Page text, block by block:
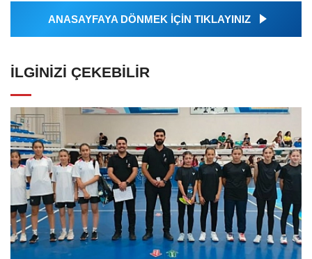
ANASAYFAYA DÖNMEK İÇİN TIKLAYINIZ
İLGINIZI ÇEKEBILIR